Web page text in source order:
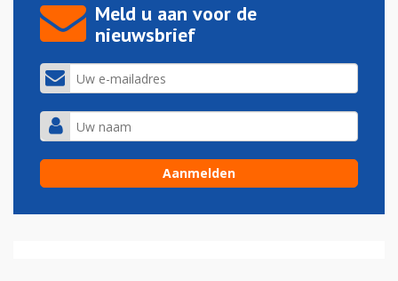
Meld u aan voor de
nieuwsbrief